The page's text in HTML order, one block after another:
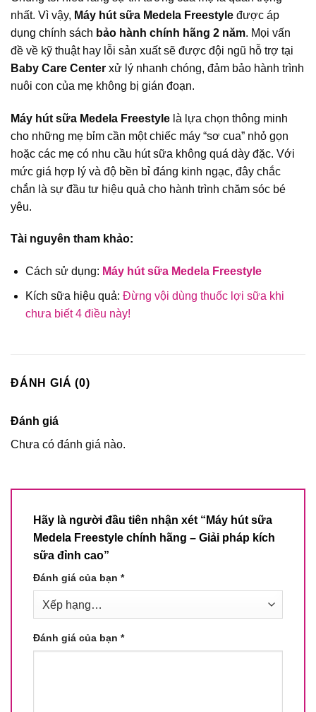
nhất. Vì vậy, Máy hút sữa Medela Freestyle được áp
dụng chính sách bảo hành chính hãng 2 năm. Mọi vấn
đề về kỹ thuật hay lỗi sản xuất sẽ được đội ngũ hỗ trợ tại
Baby Care Center xử lý nhanh chóng, đảm bảo hành trình
nuôi con của mẹ không bị gián đoạn.
Máy hút sữa Medela Freestyle là lựa chọn thông minh
cho những mẹ bỉm cần một chiếc máy “sơ cua” nhỏ gọn
hoặc các mẹ có nhu cầu hút sữa không quá dày đặc. Với
mức giá hợp lý và độ bền bỉ đáng kinh ngạc, đây chắc
chắn là sự đầu tư hiệu quả cho hành trình chăm sóc bé
yêu.
Tài nguyên tham khảo:
Cách sử dụng: Máy hút sữa Medela Freestyle
Kích sữa hiệu quả: Đừng vội dùng thuốc lợi sữa khi
chưa biết 4 điều này!
ĐÁNH GIÁ (0)
Đánh giá
Chưa có đánh giá nào.
Hãy là người đầu tiên nhận xét “Máy hút sữa
Medela Freestyle chính hãng – Giải pháp kích
sữa đỉnh cao”
Đánh giá của bạn *
Đánh giá của bạn *